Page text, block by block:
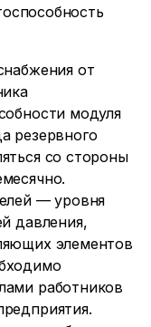
от
модуля
резервного
со стороны
— уровня
давления,
элементов
работников